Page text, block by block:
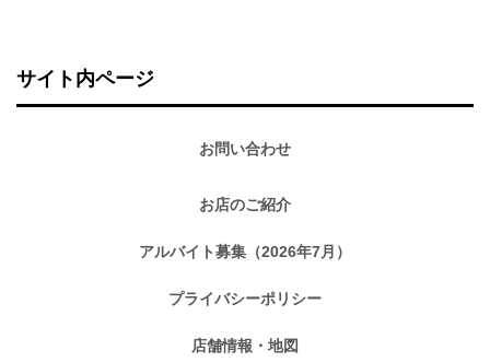
サイト内ページ
お問い合わせ
お店のご紹介
アルバイト募集（2026年7月）
プライバシーポリシー
店舗情報・地図